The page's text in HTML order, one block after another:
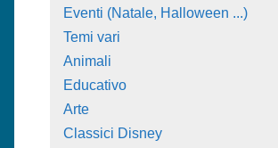
Eventi (Natale, Halloween ...)
Temi vari
Animali
Educativo
Arte
Classici Disney